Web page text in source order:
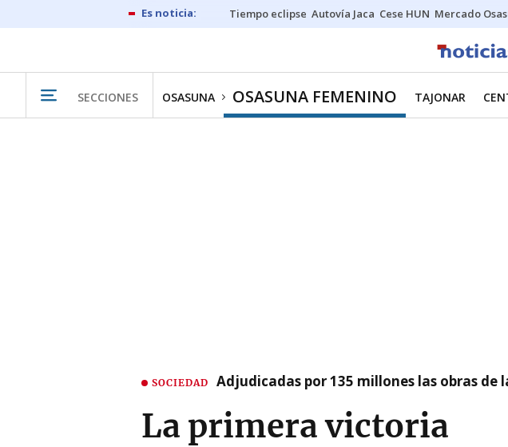
Tiempo eclipse Autovía Jaca Cese HUN Mercado
SECCIONES OSASUNA OSASUNA FEMENINO TAJONAR
SOCIEDAD Adjudicadas por 135 millones las obras
La primera victoria